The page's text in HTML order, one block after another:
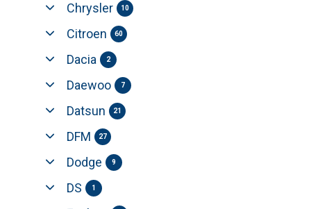
Chrysler 10
Citroen 60
Dacia 2
Daewoo 7
Datsun 21
DFM 27
Dodge 9
DS 1